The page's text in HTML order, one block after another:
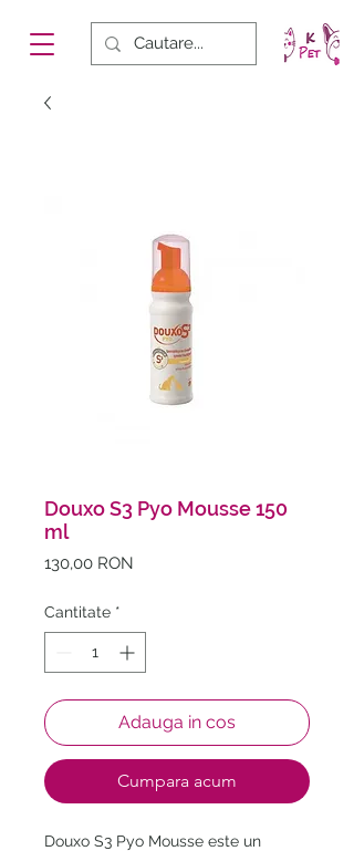
Douxo S3 Pyo Mousse 150
ml
130,00 RON
Cantitate *
Adauga in cos
Cumpara acum
Douxo S3 Pyo Mousse este un